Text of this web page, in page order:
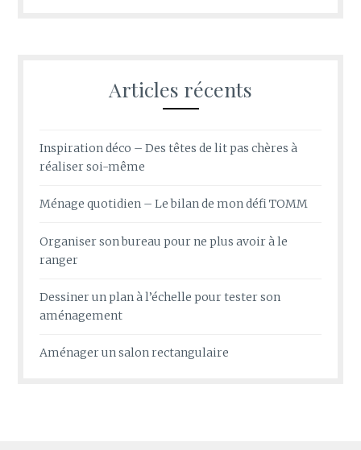
Articles récents
Inspiration déco – Des têtes de lit pas chères à
réaliser soi-même
Ménage quotidien – Le bilan de mon défi TOMM
Organiser son bureau pour ne plus avoir à le
ranger
Dessiner un plan à l’échelle pour tester son
aménagement
Aménager un salon rectangulaire